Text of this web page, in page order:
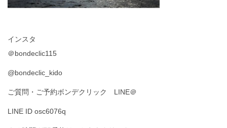
インスタ
＠bondeclic115
@bondeclic_kido
ご質問・ご予約ボンデクリック LINE＠
LINE ID osc6076q